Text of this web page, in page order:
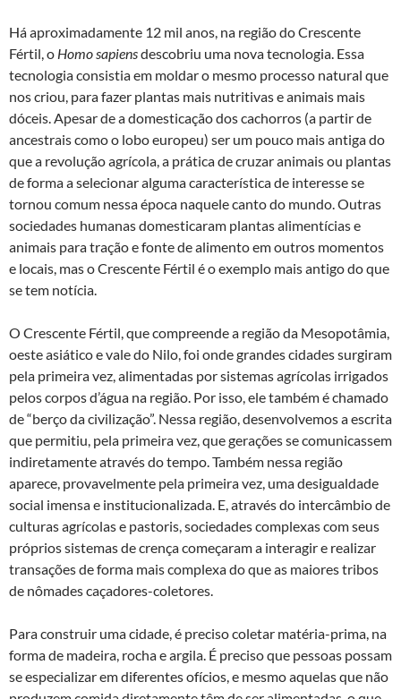
Há aproximadamente 12 mil anos, na região do Crescente
Fértil, o Homo sapiensdescobriu uma nova tecnologia. Essa
tecnologia consistia em moldar o mesmo processo natural que
nos criou, para fazer plantas mais nutritivas e animais mais
dóceis. Apesar de a domesticação dos cachorros (a partir de
ancestrais como o lobo europeu) ser um pouco mais antiga do
que a revolução agrícola, a prática de cruzar animais ou plantas
de forma a selecionar alguma característica de interesse se
tornou comum nessa época naquele canto do mundo. Outras
sociedades humanas domesticaram plantas alimentícias e
animais para tração e fonte de alimento em outros momentos
e locais, mas o Crescente Fértil é o exemplo mais antigo do que
se tem notícia.
O Crescente Fértil, que compreende a região da Mesopotâmia,
oeste asiático e vale do Nilo, foi onde grandes cidades surgiram
pela primeira vez, alimentadas por sistemas agrícolas irrigados
pelos corpos d’água na região. Por isso, ele também é chamado
de “berço da civilização”. Nessa região, desenvolvemos a escrita
que permitiu, pela primeira vez, que gerações se comunicassem
indiretamente através do tempo. Também nessa região
aparece, provavelmente pela primeira vez, uma desigualdade
social imensa e institucionalizada. E, através do intercâmbio de
culturas agrícolas e pastoris, sociedades complexas com seus
próprios sistemas de crença começaram a interagir e realizar
transações de forma mais complexa do que as maiores tribos
de nômades caçadores-coletores.
Para construir uma cidade, é preciso coletar matéria-prima, na
forma de madeira, rocha e argila. É preciso que pessoas possam
se especializar em diferentes ofícios, e mesmo aquelas que não